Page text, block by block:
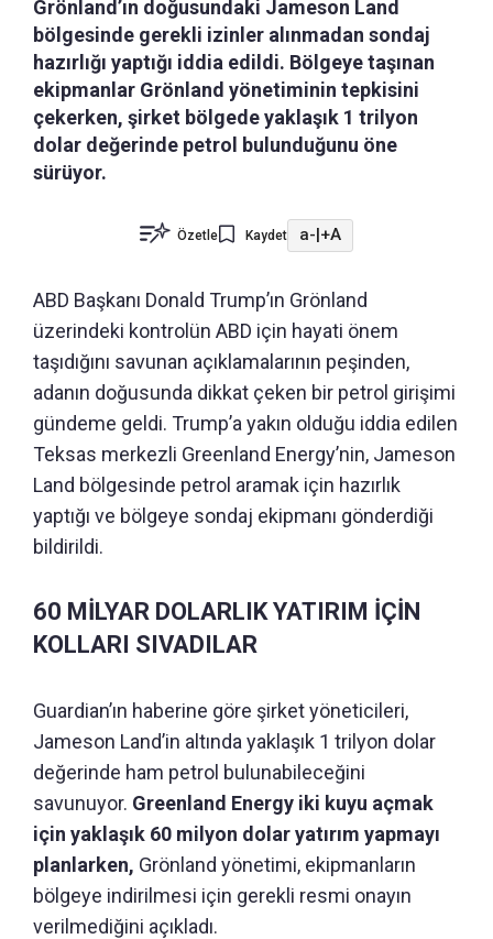
Grönland’ın doğusundaki Jameson Land
bölgesinde gerekli izinler alınmadan sondaj
hazırlığı yaptığı iddia edildi. Bölgeye taşınan
ekipmanlar Grönland yönetiminin tepkisini
çekerken, şirket bölgede yaklaşık 1 trilyon
dolar değerinde petrol bulunduğunu öne
sürüyor.
Özetle Kaydet a- +A
ABD Başkanı Donald Trump’ın Grönland
üzerindeki kontrolün ABD için hayati önem
taşıdığını savunan açıklamalarının peşinden,
adanın doğusunda dikkat çeken bir petrol girişimi
gündeme geldi. Trump’a yakın olduğu iddia edilen
Teksas merkezli Greenland Energy’nin, Jameson
Land bölgesinde petrol aramak için hazırlık
yaptığı ve bölgeye sondaj ekipmanı gönderdiği
bildirildi.
60 MİLYAR DOLARLIK YATIRIM İÇİN
KOLLARI SIVADILAR
Guardian’ın haberine göre şirket yöneticileri,
Jameson Land’in altında yaklaşık 1 trilyon dolar
değerinde ham petrol bulunabileceğini
savunuyor. Greenland Energy iki kuyu açmak
için yaklaşık 60 milyon dolar yatırım yapmayı
planlarken, Grönland yönetimi, ekipmanların
bölgeye indirilmesi için gerekli resmi onayın
verilmediğini açıkladı.